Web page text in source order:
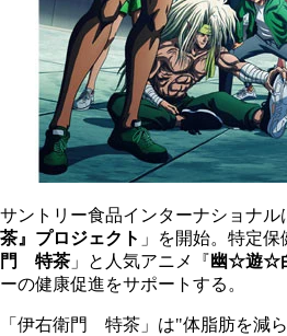
サントリー食品インターナショナル
茶』プロジェクト 」を開始。特定保
門 特茶 」と人気アニメ『幽☆遊☆
ーの健康促進をサポートする。
「伊右衛門 特茶」は"体脂肪を減